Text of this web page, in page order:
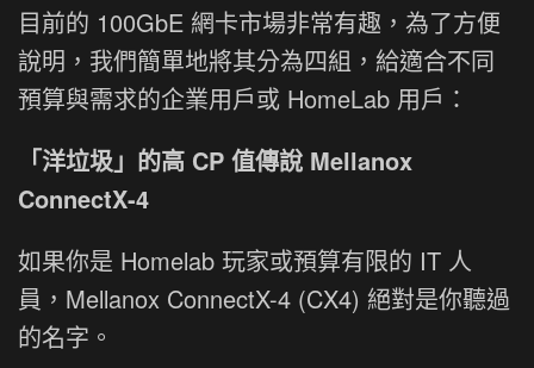
目前的 100GbE 網卡市場非常有趣，為了方便
說明，我們簡單地將其分為四組，給適合不同
預算與需求的企業用戶或 HomeLab 用戶：
「洋垃圾」的高 CP 值傳說 Mellanox
ConnectX-4
如果你是 Homelab 玩家或預算有限的 IT 人
員，Mellanox ConnectX-4 (CX4) 絕對是你聽過
的名字。